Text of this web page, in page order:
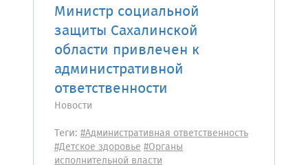
Министр социальной
защиты Сахалинской
области привлечен к
административной
ответственности
Новости
Теги: #Административная ответственность
#Детское здоровье#Органы
исполнительной власти